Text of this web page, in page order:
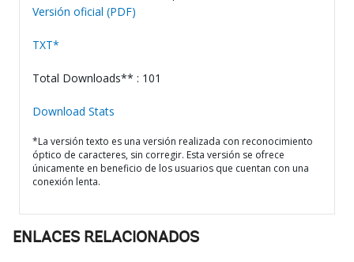
Versión oficial (PDF)
TXT*
Total Downloads** : 101
Download Stats
*La versión texto es una versión realizada con reconocimiento
óptico de caracteres, sin corregir. Esta versión se ofrece
únicamente en beneficio de los usuarios que cuentan con una
conexión lenta.
ENLACES RELACIONADOS